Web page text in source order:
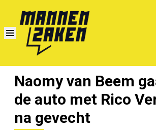
Naomy van Beem
de auto met Rico
na gevecht